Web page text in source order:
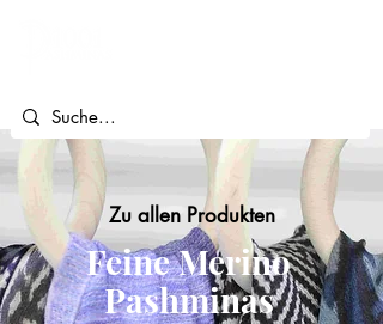
Zu allen Produkten
Feine Merino
Pashminas